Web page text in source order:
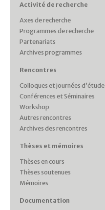
Activité de recherche
Axes de recherche
Programmes de recherche
Partenariats
Archives programmes
Rencontres
Colloques et journées d’étude
Conférences et Séminaires
Workshop
Autres rencontres
Archives des rencontres
Thèses et mémoires
Thèses en cours
Thèses soutenues
Mémoires
Documentation